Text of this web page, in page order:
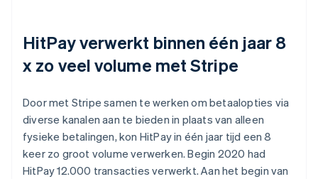
HitPay verwerkt binnen één jaar 8
x zo veel volume met Stripe
Door met Stripe samen te werken om betaalopties via
diverse kanalen aan te bieden in plaats van alleen
fysieke betalingen, kon HitPay in één jaar tijd een 8
keer zo groot volume verwerken. Begin 2020 had
HitPay 12.000 transacties verwerkt. Aan het begin van